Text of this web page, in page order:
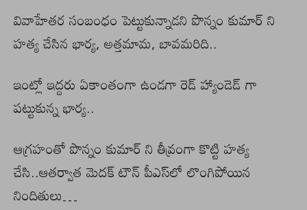
వివాహేతర సంబంధం పెట్టుకున్నాడ‌ని పొన్నం కుమార్ ని
హత్య చేసిన భార్య, అత్తమామ, బావమరిది..
ఇంట్లో ఇద్దరు ఏకాంతంగా ఉండగా రెడ్ హ్యాండెడ్ గా
పట్టుకున్న భార్య..
ఆగ్రహంతో పొన్నం కుమార్ ని తీవ్రంగా కొట్టి హత్య
చేసి..ఆత‌ర్వాత మెదక్ టౌన్ పీఎస్‌లో లొంగిపోయిన
నిందితులు…